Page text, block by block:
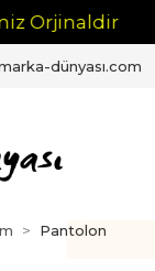
dünyası.com
Pantolon